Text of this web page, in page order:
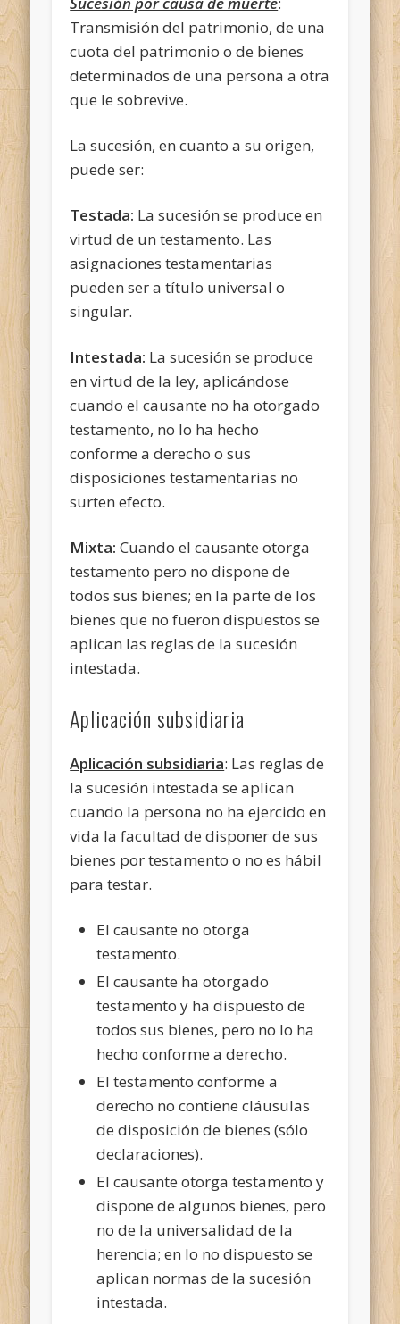
Transmisión del patrimonio, de una
cuota del patrimonio o de bienes
determinados de una persona a otra
que le sobrevive.
La sucesión, en cuanto a su origen,
puede ser:
Testada: La sucesión se produce en
virtud de un testamento. Las
asignaciones testamentarias
pueden ser a título universal o
singular.
Intestada: La sucesión se produce
en virtud de la ley, aplicándose
cuando el causante no ha otorgado
testamento, no lo ha hecho
conforme a derecho o sus
disposiciones testamentarias no
surten efecto.
Mixta: Cuando el causante otorga
testamento pero no dispone de
todos sus bienes; en la parte de los
bienes que no fueron dispuestos se
aplican las reglas de la sucesión
intestada.
Aplicación subsidiaria
Aplicación subsidiaria: Las reglas de
la sucesión intestada se aplican
cuando la persona no ha ejercido en
vida la facultad de disponer de sus
bienes por testamento o no es hábil
para testar.
El causante no otorga
testamento.
El causante ha otorgado
testamento y ha dispuesto de
todos sus bienes, pero no lo ha
hecho conforme a derecho.
El testamento conforme a
derecho no contiene cláusulas
de disposición de bienes (sólo
declaraciones).
El causante otorga testamento y
dispone de algunos bienes, pero
no de la universalidad de la
herencia; en lo no dispuesto se
aplican normas de la sucesión
intestada.